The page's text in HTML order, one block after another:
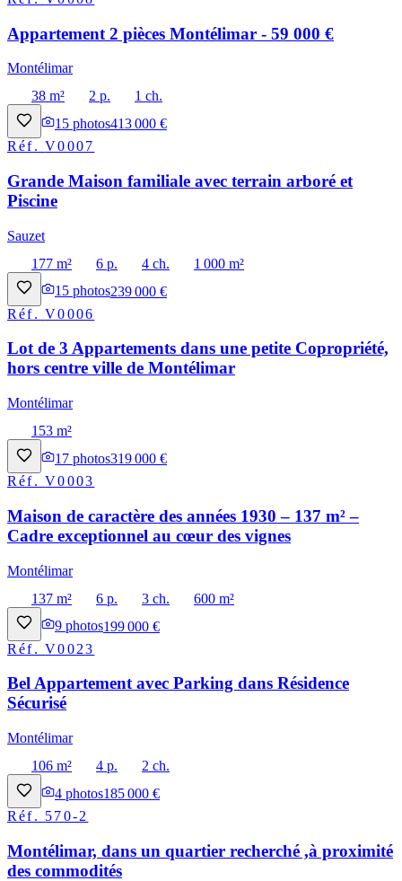
Appartement 2 pièces Montélimar - 59 000 €
Montélimar
38 m²
2 p.
1 ch.
15 photos413 000 €
Réf.V0007
Grande Maison familiale avec terrain arboré et
Piscine
Sauzet
177 m²
6 p. 4 ch.
1 000 m²
15 photos239 000 €
Réf.V0006
Lot de 3 Appartements dans une petite Copropriété,
hors centre ville de Montélimar
Montélimar
153 m²
17 photos319 000 €
Réf.V0003
Maison de caractère des années 1930 – 137 m² –
Cadre exceptionnel au cœur des vignes
Montélimar
137 m²
6 p. 3 ch.
600 m²
9 photos199 000 €
Réf.V0023
Bel Appartement avec Parking dans Résidence
Sécurisé
Montélimar
106 m²
4 p.
2 ch.
4 photos185 000 €
Réf. 570-2
Montélimar, dans un quartier recherché ,à proximité
des commodités